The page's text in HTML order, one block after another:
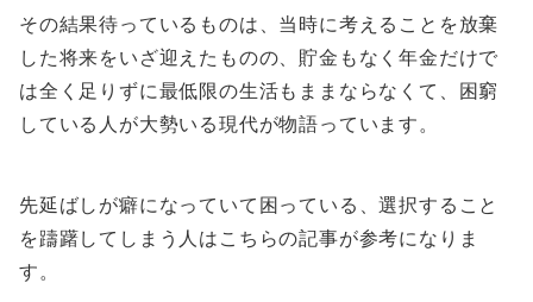
その結果待っているものは、当時に考えることを放棄
した将来をいざ迎えたものの、貯金もなく年金だけで
は全く足りずに最低限の生活もままならなくて、困窮
している人が大勢いる現代が物語っています。
先延ばしが癖になっていて困っている、選択すること
を躊躇してしまう人はこちらの記事が参考になりま
す。